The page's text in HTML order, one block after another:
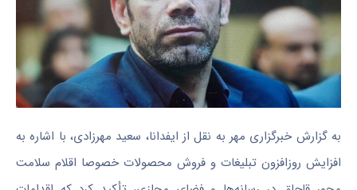
به گزارش خبرگزاری مهر به نقل از ایفدانا، سعید مهرزادی، با اشاره به
افزایش روزافزون تبلیغات و فروش محصولات خصوصا اقلام سلامت